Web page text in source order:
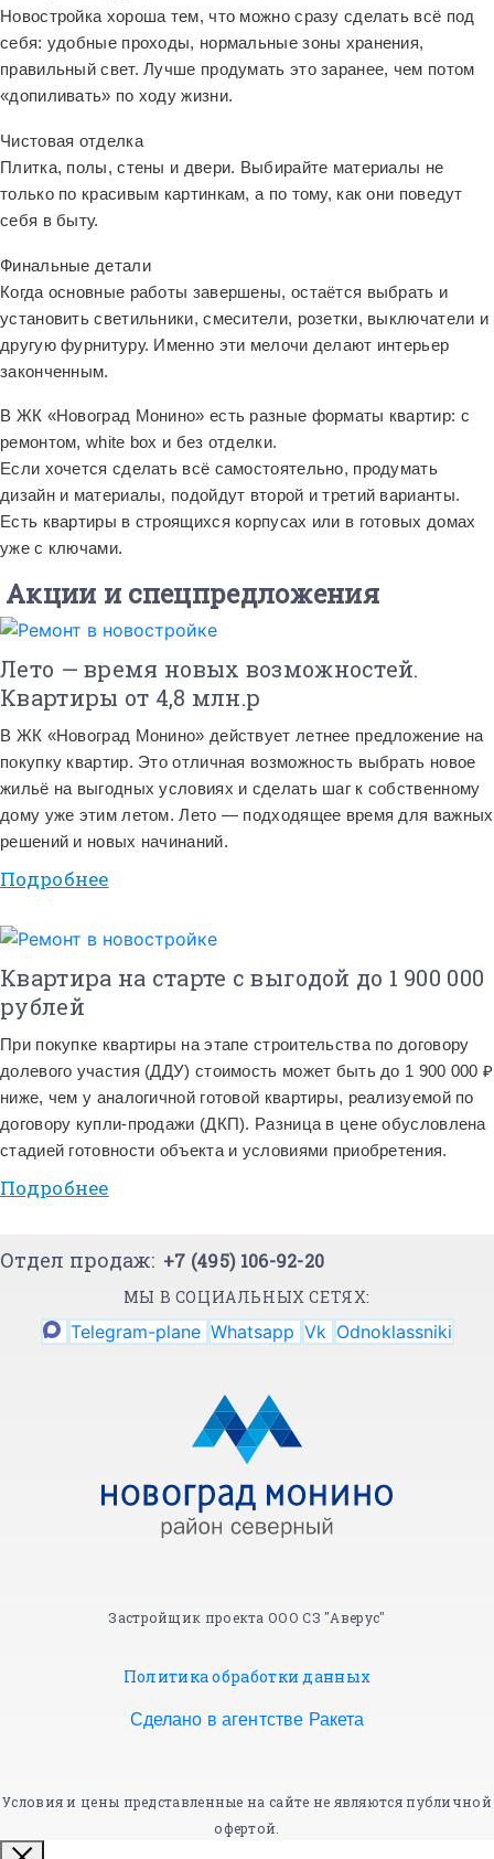
Новостройка хороша тем, что можно сразу сделать всё под
себя: удобные проходы, нормальные зоны хранения,
правильный свет. Лучше продумать это заранее, чем потом
«допиливать» по ходу жизни.
Чистовая отделка
Плитка, полы, стены и двери. Выбирайте материалы не
только по красивым картинкам, а по тому, как они поведут
себя в быту.
Финальные детали
Когда основные работы завершены, остаётся выбрать и
установить светильники, смесители, розетки, выключатели и
другую фурнитуру. Именно эти мелочи делают интерьер
законченным.
В ЖК «Новоград Монино» есть разные форматы квартир: с
ремонтом, white box и без отделки.
Если хочется сделать всё самостоятельно, продумать
дизайн и материалы, подойдут второй и третий варианты.
Есть квартиры в строящихся корпусах или в готовых домах
уже с ключами.
Акции и спецпредложения
Лето — время новых возможностей.
Квартиры от 4,8 млн.р
В ЖК «Новоград Монино» действует летнее предложение на
покупку квартир. Это отличная возможность выбрать новое
жильё на выгодных условиях и сделать шаг к собственному
дому уже этим летом. Лето — подходящее время для важных
решений и новых начинаний.
Подробнее
Квартира на старте с выгодой до 1 900 000
рублей
При покупке квартиры на этапе строительства по договору
долевого участия (ДДУ) стоимость может быть до 1 900 000 ₽
ниже, чем у аналогичной готовой квартиры, реализуемой по
договору купли-продажи (ДКП). Разница в цене обусловлена
стадией готовности объекта и условиями приобретения.
Подробнее
Отдел продаж: +7 (495) 106-92-20
МЫ В СОЦИАЛЬНЫХ СЕТЯХ:
Telegram-plane Whatsapp Vk Odnoklassniki
Застройщик проекта ООО СЗ "Аверус"
Политика обработки данных
Сделано в агентстве Ракета
Условия и цены представленные на сайте не являются публичной
офертой.